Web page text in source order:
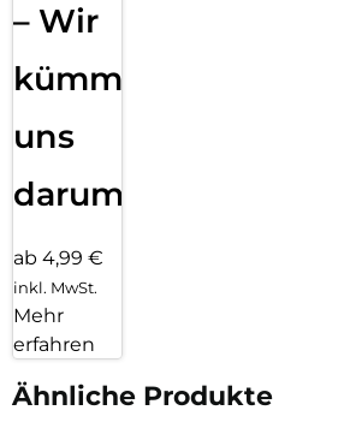
– Wir
kümmern
uns
darum!
ab 4,99 €
inkl. MwSt.
Mehr
erfahren
Ähnliche Produkte